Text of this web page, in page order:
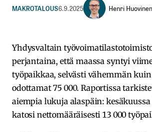
MAKROTALOUS6.9.2025 Henri Huovinen
Yhdysvaltain
perjantaina, että maassa syntyi
työpaikkaa, selvästi vähemmän
odottamat 75 000. Raportissa
aiempia lukuja alaspäin: kesäkuussa
katosi nettomääräisesti 13 000